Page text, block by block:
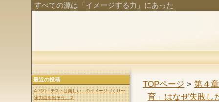
すべての源は「イメージする力」にあった
TOPページ > 第４
育」はなぜ失敗し
最近の投稿
4-2(2)「テストは楽しい」のイメージづくり〜
実力点を出そう。２